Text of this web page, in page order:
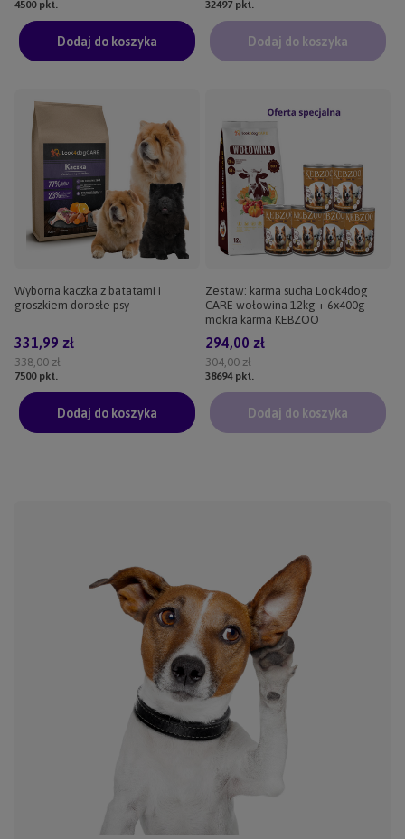
4500pkt.
Dodaj do koszyka
32497pkt.
Dodaj do koszyka
Wyborna kaczka z batatami i
groszkiem dorosłe psy
338,00 zł
331,99 zł
7500pkt.
Dodaj do koszyka
Zestaw: karma sucha Look4dog
CARE wołowina 12kg + 6x400g
mokra karma KEBZOO
304,00 zł
294,00 zł
38694pkt.
Dodaj do koszyka